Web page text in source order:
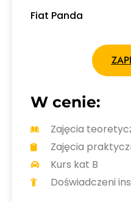
Fiat Panda
W cenie:
Zajęcia
Zajęcia
Kurs kat B
Doświadczeni